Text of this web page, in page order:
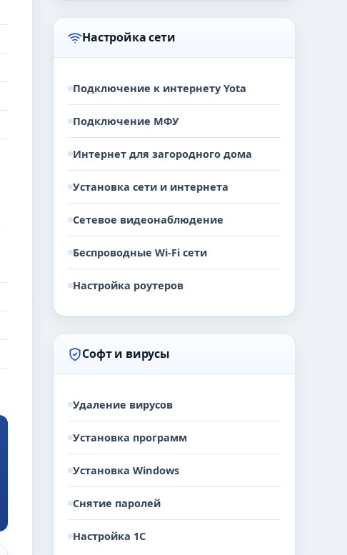
Настройка сети
Подключение к интернету Yota
Подключение МФУ
Интернет для загородного дома
Установка сети и интернета
Сетевое видеонаблюдение
Беспроводные Wi-Fi сети
Настройка роутеров
Софт и вирусы
Удаление вирусов
Установка программ
Установка Windows
Снятие паролей
Настройка 1С